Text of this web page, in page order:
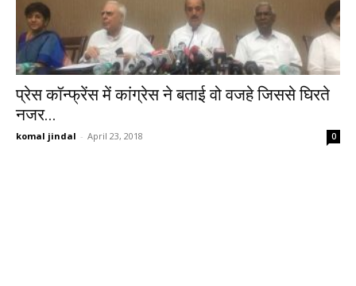
प्रेस कॉन्फ्रेंस में कांग्रेस ने बताई वो वजहे जिससे घिरते
नजर...
komal jindal - April 23, 2018 0